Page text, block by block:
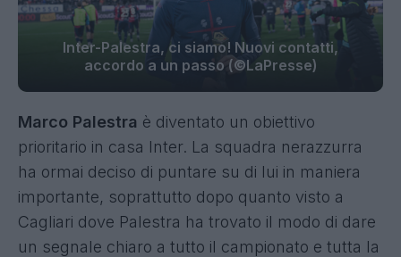
Inter-Palestra, ci siamo! Nuovi contatti,
accordo a un passo (©LaPresse)
Marco Palestra è diventato un obiettivo
prioritario in casa Inter. La squadra nerazzurra
ha ormai deciso di puntare su di lui in maniera
importante, soprattutto dopo quanto visto a
Cagliari dove Palestra ha trovato il modo di dare
un segnale chiaro a tutto il campionato e tutta la